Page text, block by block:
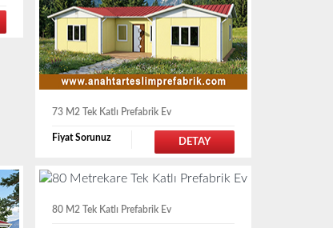
73 M2 Tek Katlı Prefabrik Ev
Fiyat Sorunuz DETAY
80 M2 Tek Katlı Prefabrik Ev